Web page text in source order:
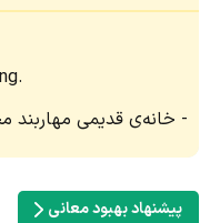
خانه‌ی قدیمی
پیشنهاد بهبود معانی